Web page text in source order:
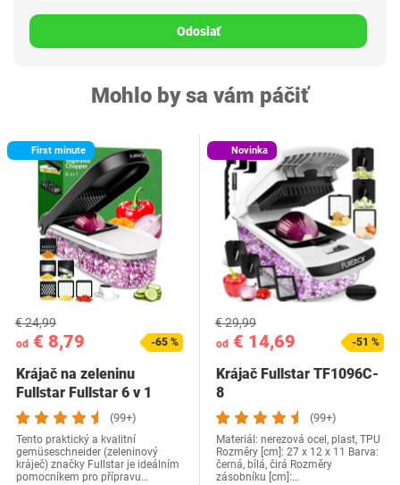
Odoslať
Mohlo by sa vám páčiť
First minute
od € 8,79
€ 24,99
-65 %
Krájač na zeleninu
Fullstar Fullstar 6 v 1
(99+)
Tento praktický a kvalitní
gemüseschneider (zeleninový
kráječ) značky Fullstar je ideálním
pomocníkem pro přípravu…
Novinka
od € 14,69
€ 29,99
-51 %
Krájač Fullstar TF1096C-
8
(99+)
Materiál: nerezová ocel, plast, TPU
Rozměry [cm]: 27 x 12 x 11 Barva:
černá, bílá, čirá Rozměry
zásobníku [cm]:…